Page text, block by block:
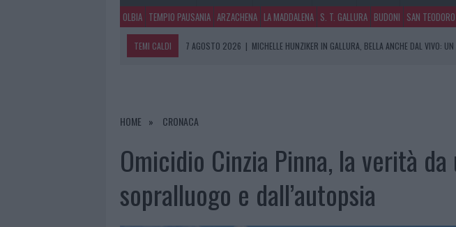
OLBIA TEMPIO PAUSANIA ARZACHENA LA MADDALENA S. T. GALLURA BUDONI SAN TEODORO
TEMI CALDI 7 AGOSTO 2026 | MICHELLE HUNZIKER IN GALLURA, BELLA ANCHE DAL VIVO:
7 AGOSTO 2026
|
HOME CRONACA
Omicidio Cinzia Pinna, la verità da
sopralluogo e dall’autopsia